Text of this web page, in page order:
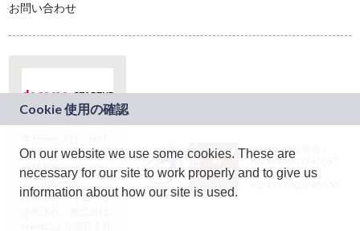
お問い合わせ
ドコモグループの新
規事業創出プログラ
ム「docomo
STARTUP」を通じて
JASRAC許諾番号：
9024936001Y45037
JASRAC許諾番号：
On our website we use some cookies. These are
necessary for our site to work properly and to give us
information about how our site is used.